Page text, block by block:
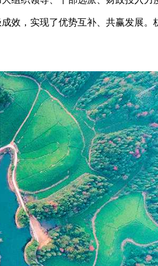
效，实现了优势互补、共赢发展。